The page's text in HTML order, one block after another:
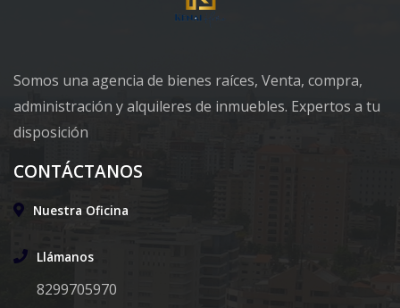
Somos una agencia de bienes raíces, Venta, compra,
administración y alquileres de inmuebles. Expertos a tu
disposición
CONTÁCTANOS
Nuestra Oficina
Llámanos
8299705970